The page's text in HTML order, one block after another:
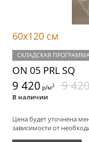
60x120 см
СКЛАДСКАЯ
ON 05 PRL SQ
9 420 р/м2 9
В наличии
Цена будет уточнена
зависимости от